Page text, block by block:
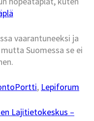
vaarantuneeksi ja
Suomessa se ei
, Lepiforum
Lajitietokeskus –